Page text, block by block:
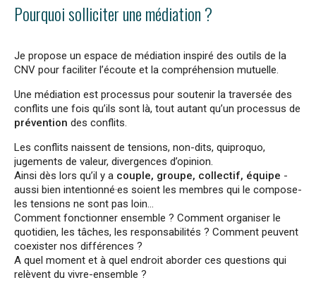
Pourquoi solliciter une médiation ?
Je propose un espace de médiation inspiré des outils de la
CNV pour faciliter l’écoute et la compréhension mutuelle.
Une médiation est processus pour soutenir la traversée des
conflits une fois qu’ils sont là, tout autant qu’un processus de
prévention des conflits.
Les conflits naissent de tensions, non-dits, quiproquo,
jugements de valeur, divergences d’opinion.
Ainsi dès lors qu’il y a couple, groupe, collectif, équipe -
aussi bien intentionné·es soient les membres qui le compose-
les tensions ne sont pas loin…
Comment fonctionner ensemble ? Comment organiser le
quotidien, les tâches, les responsabilités ? Comment peuvent
coexister nos différences ?
A quel moment et à quel endroit aborder ces questions qui
relèvent du vivre-ensemble ?